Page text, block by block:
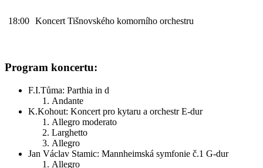
18:00 Koncert Tišnovského komorního orchestru
Program koncertu:
F.I.Tůma: Parthia in d
Andante
K.Kohout: Koncert pro kytaru a orchestr E-dur
Allegro moderato
Larghetto
Allegro
Jan Václav Stamic: Mannheimská symfonie č.1 G-dur
Allegro